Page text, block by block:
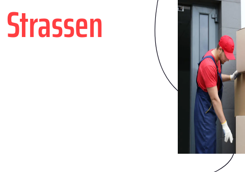
Strassen